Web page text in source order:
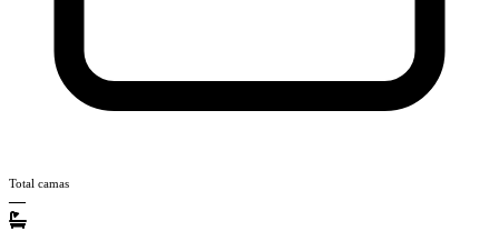
Total camas
—